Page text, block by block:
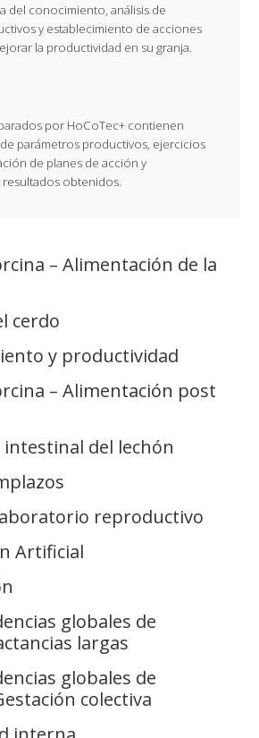
del conocimiento, análisis de
y establecimiento de acciones
la productividad en su granja.
por HoCoTec+ contienen
parámetros productivos, ejercicios
de planes de acción y
obtenidos.
– Alimentación de la
cerdo
y productividad
– Alimentación post
del lechón
reproductivo
Artificial
globales de
largas
globales de
colectiva